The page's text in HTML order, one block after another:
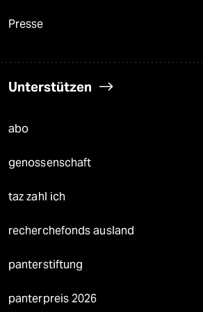
Presse
Unterstützen
abo
genossenschaft
taz zahl ich
recherchefonds ausland
panterstiftung
panterpreis 2026